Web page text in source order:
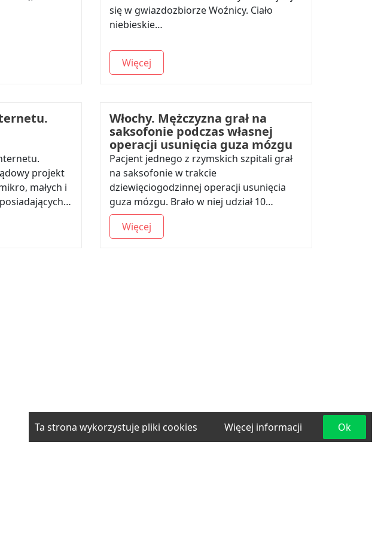
się w gwiazdozbiorze Woźnicy. Ciało
niebieskie…
Więcej
projekt
małych i
Włochy. Mężczyzna grał na
saksofonie podczas własnej
operacji usunięcia guza mózgu
Pacjent jednego z rzymskich szpitali grał
na saksofonie w trakcie
dziewięciogodzinnej operacji usunięcia
guza mózgu. Brało w niej udział 10…
Więcej
Ta strona wykorzystuje pliki cookies Więcej informacji Ok